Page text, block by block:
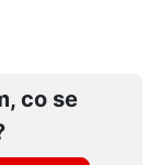
co se